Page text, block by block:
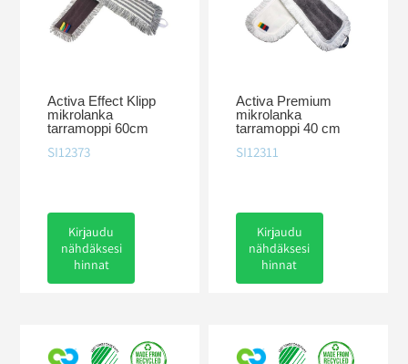
Activa Effect Klipp
mikrolanka
tarramoppi 60cm
SI12373
Kirjaudu
nähdäksesi
hinnat
Activa Premium
mikrolanka
tarramoppi 40 cm
SI12311
Kirjaudu
nähdäksesi
hinnat